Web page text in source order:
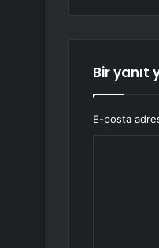
Bir yanıt
E-posta